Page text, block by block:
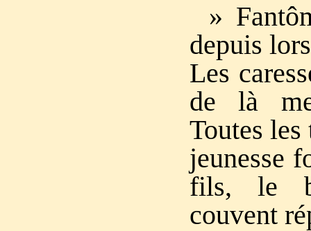
»
depuis
Les
de là
Toutes
jeunesse
fils, le
couvent